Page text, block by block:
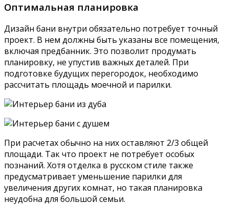
Оптимальная планировка
Дизайн бани внутри обязательно потребует точный
проект. В нем должны быть указаны все помещения,
включая предбанник. Это позволит продумать
планировку, не упустив важных деталей. При
подготовке будущих перегородок, необходимо
рассчитать площадь моечной и парилки.
При расчетах обычно на них оставляют 2/3 общей
площади. Так что проект не потребует особых
познаний. Хотя отделка в русском стиле также
предусматривает уменьшение парилки для
увеличения других комнат, но такая планировка
неудобна для большой семьи.